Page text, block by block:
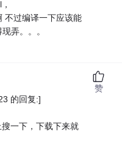
不过编译一下应该能
弄。。。
的回复:]
一下，下载下来就
赞